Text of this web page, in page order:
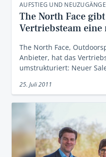
AUFSTIEG UND
The North Face
Vertriebsteam
The North Face,
Anbieter, hat das
umstrukturiert: Neuer
25. Juli 2011